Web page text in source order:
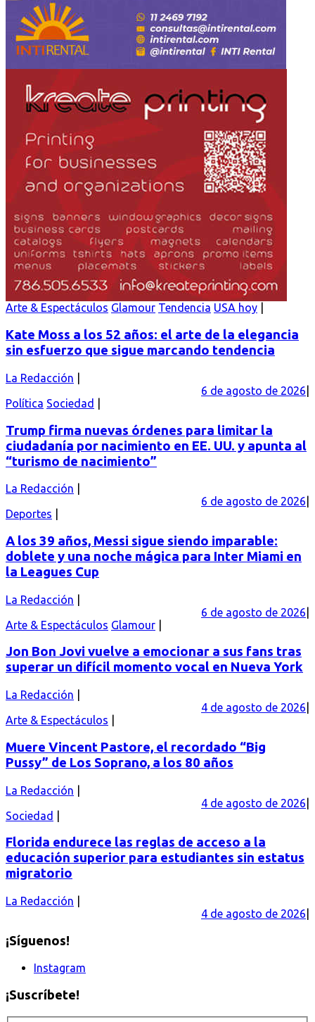
Arte & Espectáculos Glamour Tendencia USA hoy
Kate Moss a los 52 años: el arte de la elegancia
sin esfuerzo que sigue marcando tendencia
La Redacción
6 de agosto de 2026
Política Sociedad
Trump firma nuevas órdenes para limitar la
ciudadanía por nacimiento en EE. UU. y apunta al
“turismo de nacimiento”
La Redacción
6 de agosto de 2026
Deportes
A los 39 años, Messi sigue siendo imparable:
doblete y una noche mágica para Inter Miami en
la Leagues Cup
La Redacción
6 de agosto de 2026
Arte & Espectáculos Glamour
Jon Bon Jovi vuelve a emocionar a sus fans tras
superar un difícil momento vocal en Nueva York
La Redacción
4 de agosto de 2026
Arte & Espectáculos
Muere Vincent Pastore, el recordado “Big
Pussy” de Los Soprano, a los 80 años
La Redacción
4 de agosto de 2026
Sociedad
Florida endurece las reglas de acceso a la
educación superior para estudiantes sin estatus
migratorio
La Redacción
4 de agosto de 2026
¡Síguenos!
Instagram
¡Suscríbete!